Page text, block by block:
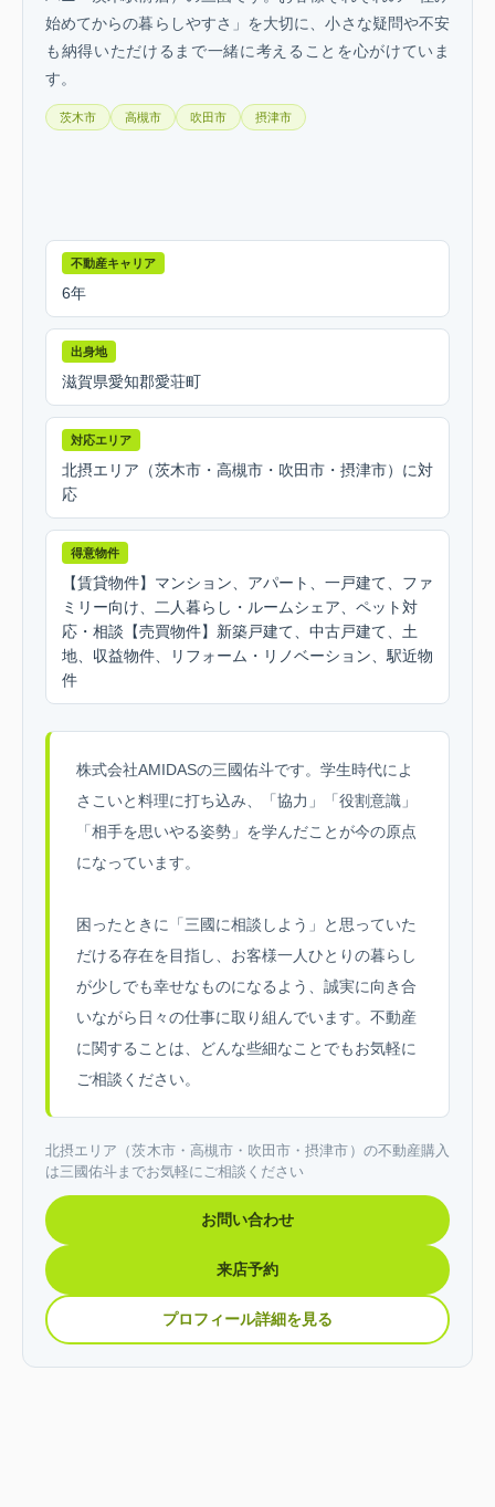
始めてからの暮らしやすさ」を大切に、小さな疑問や不安
も納得いただけるまで一緒に考えることを心がけていま
す。
茨木市 高槻市 吹田市 摂津市
不動産キャリア
6年
出身地
滋賀県愛知郡愛荘町
対応エリア
北摂エリア（茨木市・高槻市・吹田市・摂津市）に対
応
得意物件
【賃貸物件】マンション、アパート、一戸建て、ファ
ミリー向け、二人暮らし・ルームシェア、ペット対
応・相談【売買物件】新築戸建て、中古戸建て、土
地、収益物件、リフォーム・リノベーション、駅近物
件
株式会社AMIDASの三國佑斗です。学生時代によ
さこいと料理に打ち込み、「協力」「役割意識」
「相手を思いやる姿勢」を学んだことが今の原点
になっています。
困ったときに「三國に相談しよう」と思っていた
だける存在を目指し、お客様一人ひとりの暮らし
が少しでも幸せなものになるよう、誠実に向き合
いながら日々の仕事に取り組んでいます。不動産
に関することは、どんな些細なことでもお気軽に
ご相談ください。
北摂エリア（茨木市・高槻市・吹田市・摂津市）の不動産購入
は三國佑斗までお気軽にご相談ください
お問い合わせ
来店予約
プロフィール詳細を見る